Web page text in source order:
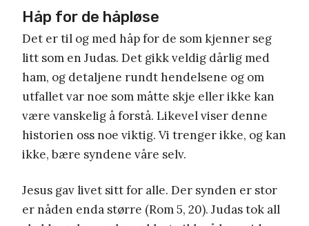
Håp for de håpløse
Det er til og med håp for de som kjenner seg
litt som en Judas. Det gikk veldig dårlig med
ham, og detaljene rundt hendelsene og om
utfallet var noe som måtte skje eller ikke kan
være vanskelig å forstå. Likevel viser denne
historien oss noe viktig. Vi trenger ikke, og kan
ikke, bære syndene våre selv.
Jesus gav livet sitt for alle. Der synden er stor
er nåden enda større (Rom 5, 20). Judas tok all